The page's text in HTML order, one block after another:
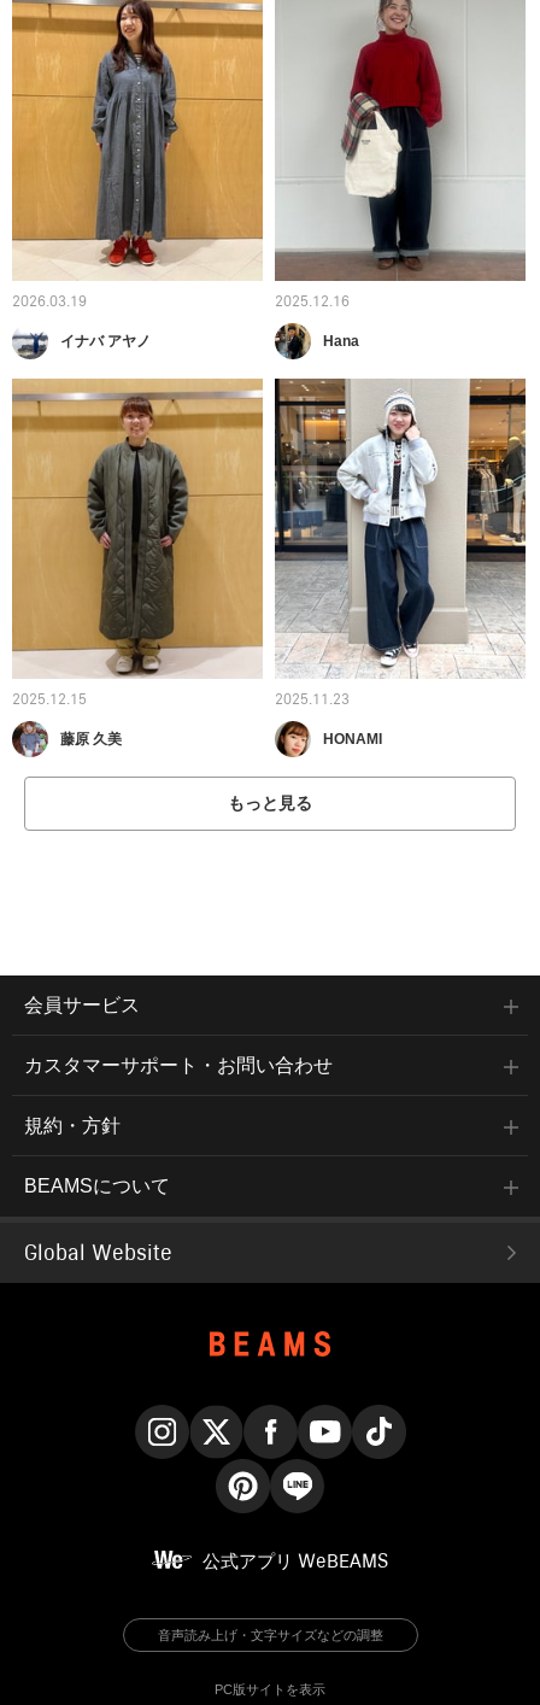
2026.03.19
イナバ アヤノ
2025.12.16
Hana
2025.12.15
藤原 久美
2025.11.23
HONAMI
もっと見る
会員サービス
カスタマーサポート・お問い合わせ
規約・方針
BEAMSについて
Global Website
公式アプリ WeBEAMS
音声読み上げ・文字サイズなどの調整
PC版サイトを表示